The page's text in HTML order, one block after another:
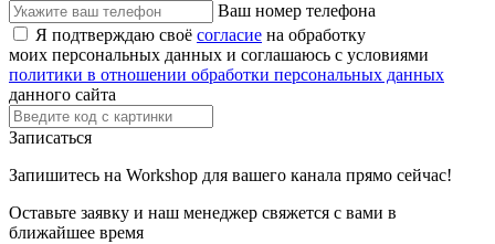
Ваш номер телефона
Я подтверждаю своё согласие на обработку
моих персональных данных и соглашаюсь с условиями
политики в отношении обработки персональных данных
данного сайта
Записаться
Запишитесь на Workshop для вашего канала прямо сейчас!
Оставьте заявку и наш менеджер свяжется с вами в
ближайшее время